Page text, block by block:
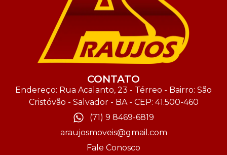
CONTATO
Endereço: Rua Acalanto, 23 - Térreo - Bairro: São
Cristóvão - Salvador - BA - CEP: 41.500-460
(71) 9 8469-6819
araujosmoveis@gmail.com
Fale Conosco